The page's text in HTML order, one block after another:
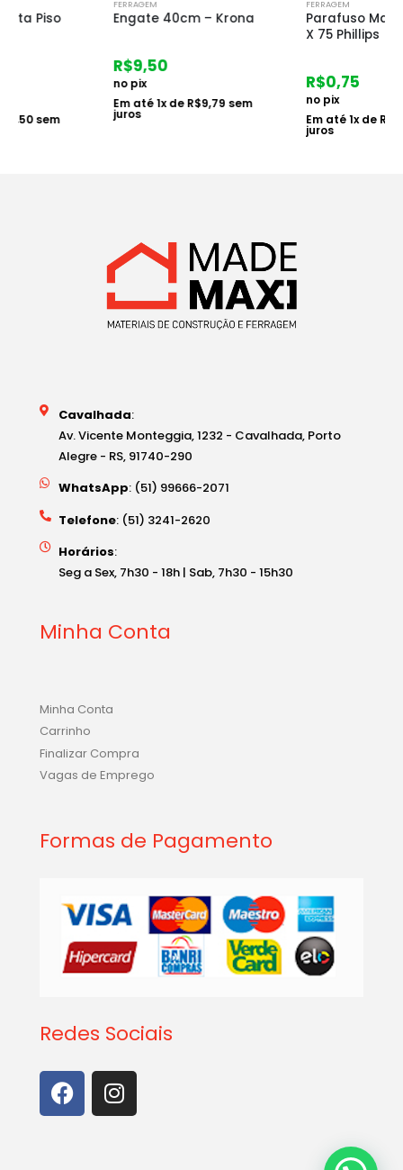
Engate 40cm – Krona
R$9,79sem
juros
Parafuso Madeira 5.5
no pix
R$0,77sem
Cavalhada:
Av. Vicente Monteggia, 1232 - Cavalhada, Porto
Alegre - RS, 91740-290
WhatsApp: (51) 99666-2071
Telefone: (51) 3241-2620
Horários:
Seg a Sex, 7h30 - 18h | Sab, 7h30 - 15h30
Minha Conta
Minha Conta
Carrinho
Finalizar Compra
Vagas de Emprego
Formas de Pagamento
Redes Sociais